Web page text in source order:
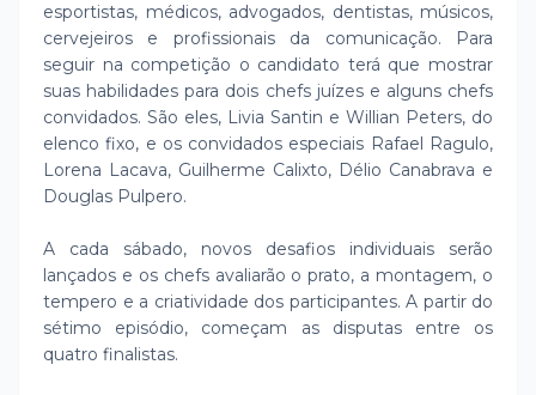
esportistas, médicos, advogados, dentistas, músicos,
cervejeiros e profissionais da comunicação. Para
seguir na competição o candidato terá que mostrar
suas habilidades para dois chefs juízes e alguns chefs
convidados. São eles, Livia Santin e Willian Peters, do
elenco fixo, e os convidados especiais Rafael Ragulo,
Lorena Lacava, Guilherme Calixto, Délio Canabrava e
Douglas Pulpero.
A cada sábado, novos desafios individuais serão
lançados e os chefs avaliarão o prato, a montagem, o
tempero e a criatividade dos participantes. A partir do
sétimo episódio, começam as disputas entre os
quatro finalistas.